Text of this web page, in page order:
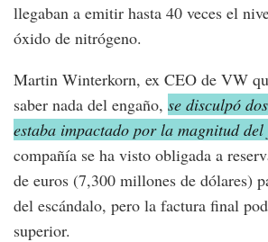
llegaban a emitir hasta 40 veces el
óxido de nitrógeno.
Martin Winterkorn, ex CEO de VW
saber nada del engaño, se disculpó
estaba impactado por la magnitud
compañía se ha visto obligada a
de euros (7,300 millones de dólares)
del escándalo, pero la factura final
superior.